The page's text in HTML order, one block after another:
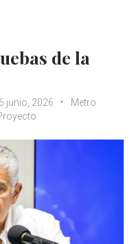
de la
junio, 2026
Metro